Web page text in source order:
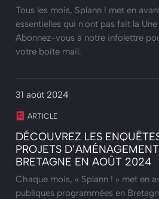
Tous les mois, Splann ! met en
essentielles qui n'ont pas fait la
Abonnez-vous à notre infolettre
votre boîte mail.
31 août 2024
ARTICLE
DÉCOUVREZ LES
PROJETS
BRETAGNE EN AOÛT 2024
Chaque mois, « Splann ! » met en
publiques programmées en